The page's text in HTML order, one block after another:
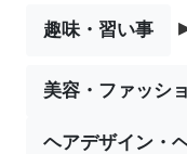
趣味・習い事
美容・ファッシ
ヘアデザイン・